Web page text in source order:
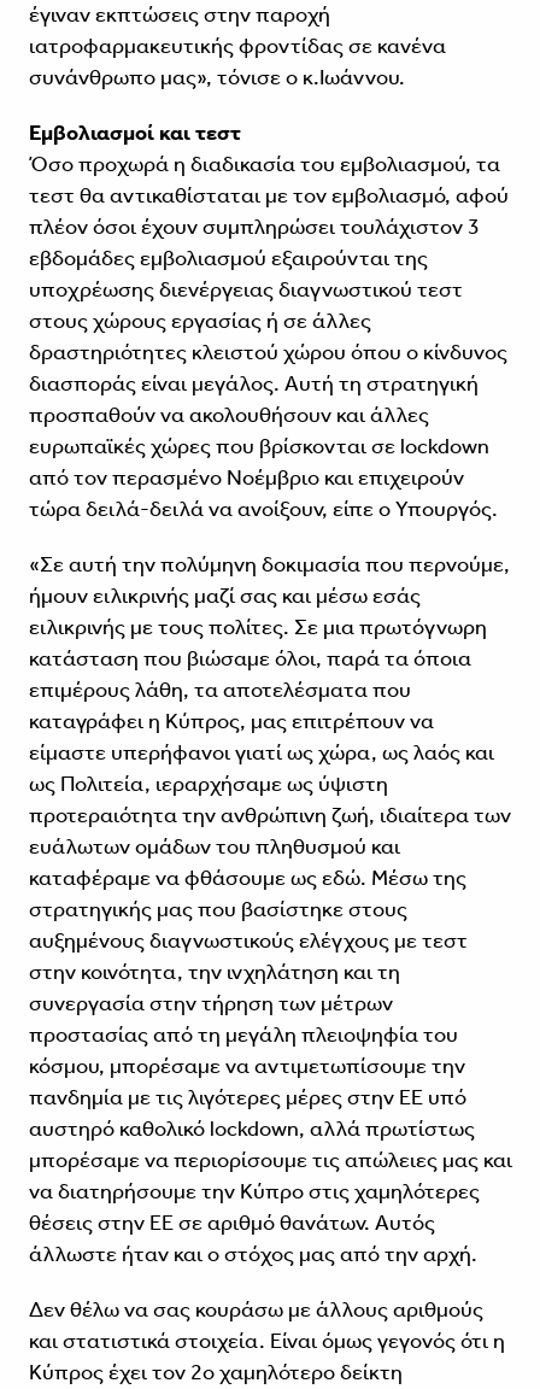
έγιναν εκπτώσεις στην παροχή
ιατροφαρμακευτικής φροντίδας σε κανένα
συνάνθρωπο μας», τόνισε ο κ.Ιωάννου.
Εμβολιασμοί και τεστ
Όσο προχωρά η διαδικασία του εμβολιασμού, τα
τεστ θα αντικαθίσταται με τον εμβολιασμό, αφού
πλέον όσοι έχουν συμπληρώσει τουλάχιστον 3
εβδομάδες εμβολιασμού εξαιρούνται της
υποχρέωσης διενέργειας διαγνωστικού τεστ
στους χώρους εργασίας ή σε άλλες
δραστηριότητες κλειστού χώρου όπου ο κίνδυνος
διασποράς είναι μεγάλος. Αυτή τη στρατηγική
προσπαθούν να ακολουθήσουν και άλλες
ευρωπαϊκές χώρες που βρίσκονται σε lockdown
από τον περασμένο Νοέμβριο και επιχειρούν
τώρα δειλά-δειλά να ανοίξουν, είπε ο Υπουργός.
«Σε αυτή την πολύμηνη δοκιμασία που περνούμε,
ήμουν ειλικρινής μαζί σας και μέσω εσάς
ειλικρινής με τους πολίτες. Σε μια πρωτόγνωρη
κατάσταση που βιώσαμε όλοι, παρά τα όποια
επιμέρους λάθη, τα αποτελέσματα που
καταγράφει η Κύπρος, μας επιτρέπουν να
είμαστε υπερήφανοι γιατί ως χώρα, ως λαός και
ως Πολιτεία, ιεραρχήσαμε ως ύψιστη
προτεραιότητα την ανθρώπινη ζωή, ιδιαίτερα των
ευάλωτων ομάδων του πληθυσμού και
καταφέραμε να φθάσουμε ως εδώ. Μέσω της
στρατηγικής μας που βασίστηκε στους
αυξημένους διαγνωστικούς ελέγχους με τεστ
στην κοινότητα, την ινχηλάτηση και τη
συνεργασία στην τήρηση των μέτρων
προστασίας από τη μεγάλη πλειοψηφία του
κόσμου, μπορέσαμε να αντιμετωπίσουμε την
πανδημία με τις λιγότερες μέρες στην ΕΕ υπό
αυστηρό καθολικό lockdown, αλλά πρωτίστως
μπορέσαμε να περιορίσουμε τις απώλειες μας και
να διατηρήσουμε την Κύπρο στις χαμηλότερες
θέσεις στην ΕΕ σε αριθμό θανάτων. Αυτός
άλλωστε ήταν και ο στόχος μας από την αρχή.
Δεν θέλω να σας κουράσω με άλλους αριθμούς
και στατιστικά στοιχεία. Είναι όμως γεγονός ότι η
Κύπρος έχει τον 2ο χαμηλότερο δείκτη